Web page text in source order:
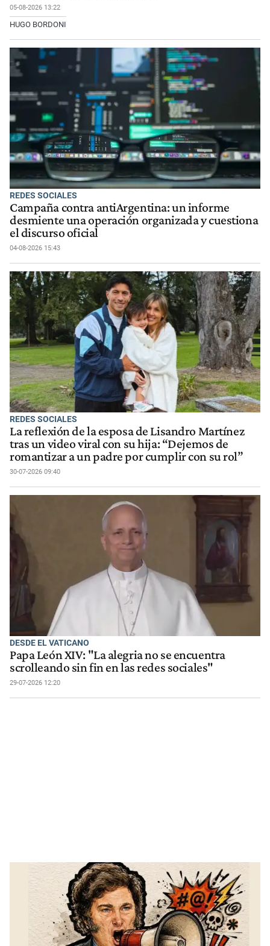
05-08-2026 13:22
HUGO BORDONI
REDES SOCIALES
Campaña contra antiArgentina: un informe
desmiente una operación organizada y cuestiona
el discurso oficial
04-08-2026 15:43
REDES SOCIALES
La reflexión de la esposa de Lisandro Martínez
tras un video viral con su hija: “Dejemos de
romantizar a un padre por cumplir con su rol”
30-07-2026 09:40
DESDE EL VATICANO
Papa León XIV: "La alegria no se encuentra
scrolleando sin fin en las redes sociales"
29-07-2026 12:20